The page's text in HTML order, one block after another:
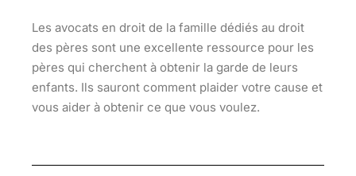
Les avocats en droit de la famille dédiés au droit
des pères sont une excellente ressource pour les
pères qui cherchent à obtenir la garde de leurs
enfants. Ils sauront comment plaider votre cause et
vous aider à obtenir ce que vous voulez.